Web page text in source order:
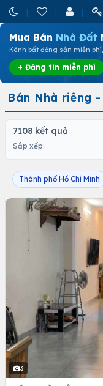
Mua Bán Nhà Đất
Kênh bất động sản miễn
+ Đăng tin miễn phí
Bán Nhà riêng
7108 kết quả
Sắp xếp:
Thành phố Hồ Chí Minh
3